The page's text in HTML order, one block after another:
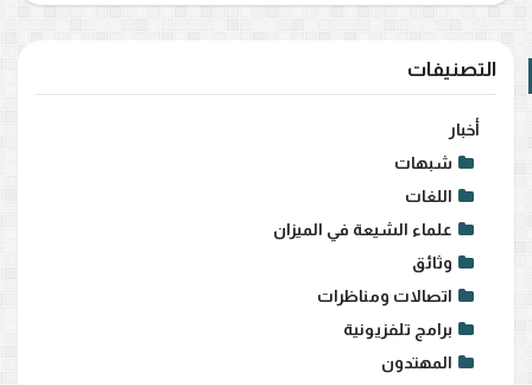
التصنيفات
أخبار
شبهات
اللغات
علماء الشيعة في الميزان
وثائق
اتصالات ومناظرات
برامج تلفزيونية
المهتدون